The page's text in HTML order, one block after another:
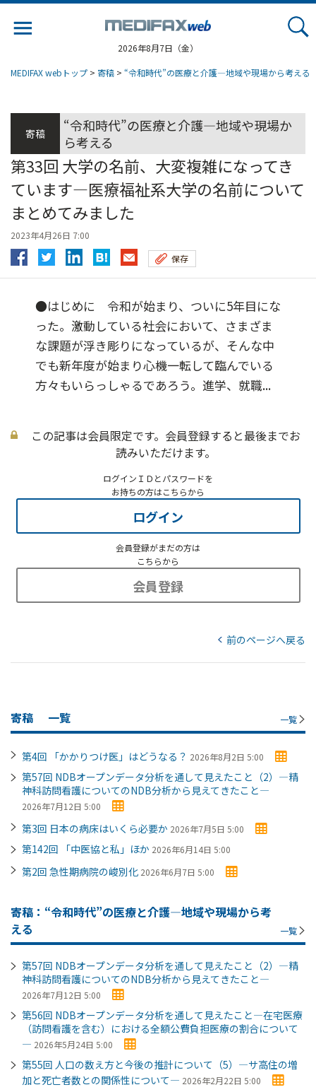
2026年8月7日（金）
MEDIFAX webトップ > 寄稿 > “令和時代”の医療と介護―地域や現場から考える
寄稿
“令和時代”の医療と介護―地域や現場か
ら考える
第33回 大学の名前、大変複雑になってき
ています―医療福祉系大学の名前について
まとめてみました
2023年4月26日 7:00
保存
●はじめに 令和が始まり、ついに5年目にな
った。激動している社会において、さまざま
な課題が浮き彫りになっているが、そんな中
でも新年度が始まり心機一転して臨んでいる
方々もいらっしゃるであろう。進学、就職...
この記事は会員限定です。会員登録すると最後までお
読みいただけます。
ログインＩＤとパスワードを
お持ちの方はこちらから
ログイン
会員登録がまだの方は
こちらから
会員登録
前のページへ戻る
寄稿 一覧 一覧
第4回 「かかりつけ医」はどうなる？ 2026年8月2日 5:00
第57回 NDBオープンデータ分析を通して見えたこと（2）―精
神科訪問看護についてのNDB分析から見えてきたこと―
2026年7月12日 5:00
第3回 日本の病床はいくら必要か 2026年7月5日 5:00
第142回 「中医協と私」ほか 2026年6月14日 5:00
第2回 急性期病院の峻別化 2026年6月7日 5:00
寄稿：“令和時代”の医療と介護―地域や現場から考
える
一覧
第57回 NDBオープンデータ分析を通して見えたこと（2）―精
神科訪問看護についてのNDB分析から見えてきたこと―
2026年7月12日 5:00
第56回 NDBオープンデータ分析を通して見えたこと―在宅医療
（訪問看護を含む）における全額公費負担医療の割合について
― 2026年5月24日 5:00
第55回 人口の数え方と今後の推計について（5）―サ高住の増
加と死亡者数との関係性について― 2026年2月22日 5:00